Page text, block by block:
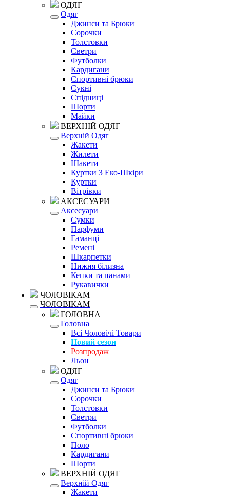
ОДЯГ
Одяг
Джинси та Брюки
Сорочки
Толстовки
Светри
Футболки
Кардигани
Спортивні брюки
Сукні
Спідниці
Шорти
Майки
ВЕРХНІЙ ОДЯГ
Верхній Одяг
Жакети
Жилети
Шакети
Куртки З Еко-Шкіри
Куртки
Вітрівки
АКСЕСУАРИ
Аксесуари
Сумки
Парфуми
Гаманці
Ремені
Шкарпетки
Нижня білизна
Кепки та панами
Рукавички
ЧОЛОВІКАМ
ЧОЛОВІКАМ
ГОЛОВНА
Головна
Всі Чоловічі Товари
Новий сезон
Розпродаж
Льон
ОДЯГ
Одяг
Джинси та Брюки
Сорочки
Толстовки
Светри
Футболки
Спортивні брюки
Поло
Кардигани
Шорти
ВЕРХНІЙ ОДЯГ
Верхній Одяг
Жакети